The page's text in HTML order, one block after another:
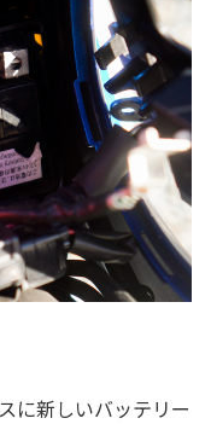
に新しいバッテリー